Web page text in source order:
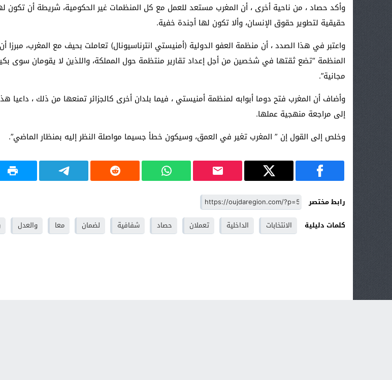
وأكد حصاد ، من ناحية أخرى ، أن المغرب مستعد للعمل مع كل المنظمات غير الحكومية، شريطة أن تكون
حقيقية لتطوير حقوق الإنسان، وألا تكون لها أجندة خفية.
واعتبر في هذا الصدد ، أن منظمة العفو الدولية (أمنيستي انترناسيونال) تعاملت بحيف مع المغرب، مبرزا
المنظمة “تضع ثقتها في شخصين من أجل إعداد تقارير منتظمة حول المملكة، واللذين لا يقومان سوى
مجانية”.
وأضاف أن المغرب فتح دوما أبوابه لمنظمة أمنيستي ، فيما بلدان أخرى كالجزائر تمنعها من ذلك ، داعيا
إلى مراجعة منهجية عملها.
وخلص إلى القول إن ” المغرب تغير في العمق، وسيكون خطأ جسيما مواصلة النظر إليه بمنظار الماضي”.
رابط مختصر
كلمات دليلية
الانتخابات الداخلية تعملان حصاد شفافية لضمان معا والعدل